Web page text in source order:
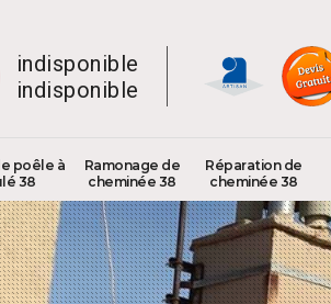
indisponible
indisponible
poêle à
38
Ramonage de
cheminée 38
Réparation de
cheminée 38